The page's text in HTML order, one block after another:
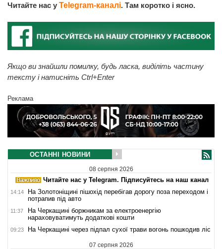
Читайте нас у Telegram-каналі. Там коротко і ясно.
Якщо ви знайшли помилку, будь ласка, виділіть частину
тексту і натисніть Ctrl+Enter
Реклама
ОСТАННІ НОВИНИ
08 серпня 2026
Читайте нас у Telegram. Підписуйтесь на наш канал
14:14
На Золотоніщині пішохід перебігав дорогу поза переходом і
потрапив під авто
11:37
На Черкащині боржникам за електроенергію
нараховуватимуть додаткові кошти
09:23 На Черкащині через підпал сухої трави вогонь пошкодив ліс
07 серпня 2026